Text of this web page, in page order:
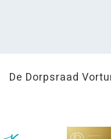
De Dorpsraad